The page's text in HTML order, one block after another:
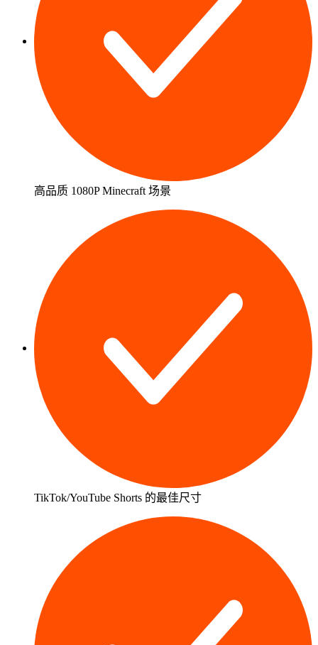
高品质 1080P Minecraft 场景
TikTok/YouTube Shorts 的最佳尺寸